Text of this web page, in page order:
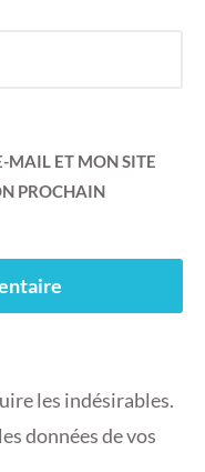
MAIL ET MON SITE
PROCHAIN
les indésirables.
données de vos